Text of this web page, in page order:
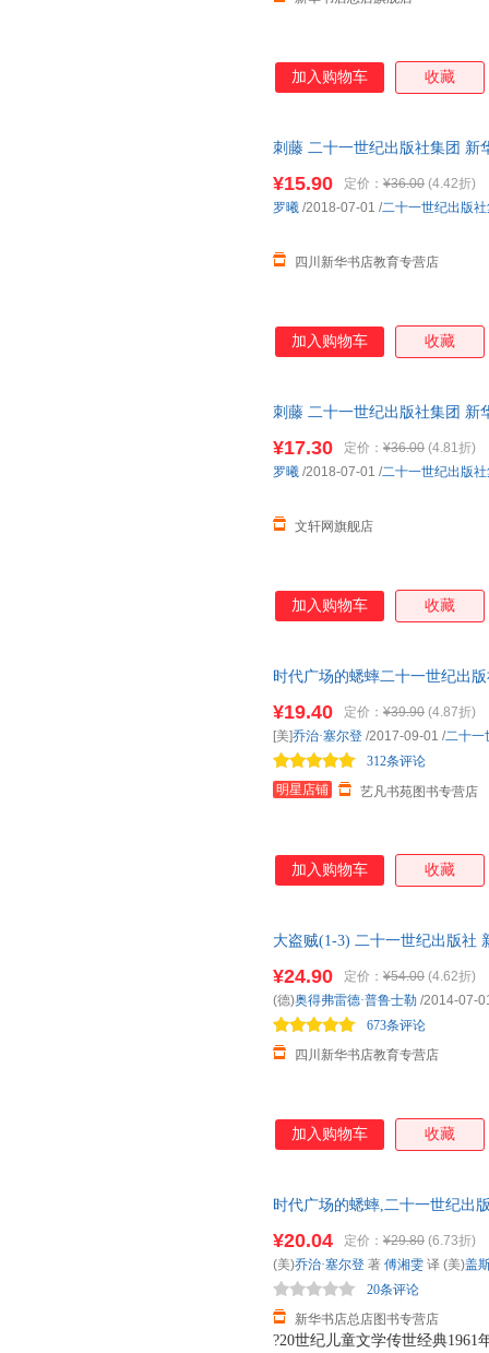
加入购物车 收藏
刺藤 二十一世纪出版社集团 新
¥15.90 定价： ¥36.00 (4.42折)
四川新华书店教育专营店
罗曦 /2018-07-01 /二十一世纪出版
加入购物车 收藏
刺藤 二十一世纪出版社集团 新
¥17.30 定价： ¥36.00 (4.81折)
文轩网旗舰店
罗曦 /2018-07-01 /二十一世纪出版
加入购物车 收藏
时代广场的蟋蟀二十一世纪出
¥19.40 定价： ¥39.90 (4.87折)
明星店铺 艺凡书苑图书专营店
312条评论
[美]乔治·塞尔登 /2017-09-01 /二十一
加入购物车 收藏
大盗贼(1-3) 二十一世纪出版社
¥24.90 定价： ¥54.00 (4.62折)
四川新华书店教育专营店
673条评论
(德)奥得弗雷德·普鲁士勒 /2014-07-
加入购物车 收藏
时代广场的蟋蟀,二十一世纪出
?20世纪儿童文学传世经典
¥20.04 定价： ¥29.80 (6.73折)
新华书店总店图书专营店
20条评论
(美)乔治·塞尔登 著 傅湘雯 译 (美)盖